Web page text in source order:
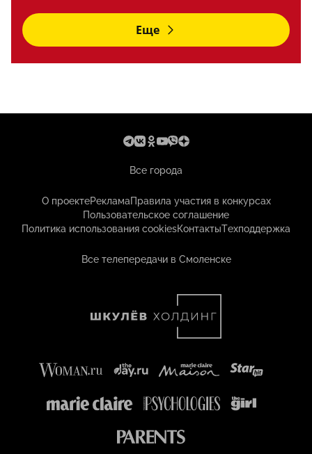
Еще
Все города
О проектеРекламаПравила участия в конкурсах
Пользовательское соглашение
Политика использования cookiesКонтактыТехподдержка
Все телепередачи в Смоленске